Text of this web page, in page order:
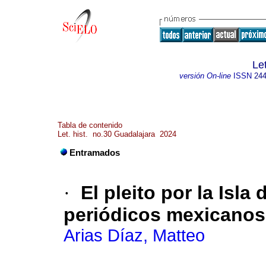
versión On-line ISSN
Tabla de contenido
Let. hist. no.30 Guadalajara 2024
Entramados
·
El pleito por la Isla
periódicos
Arias Díaz, Matteo